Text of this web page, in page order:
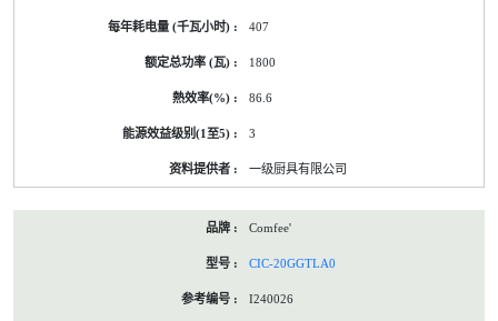
407
1800
86.6
3
一级厨具有限公司
Comfee'
CIC-20GGTLA0
I240026